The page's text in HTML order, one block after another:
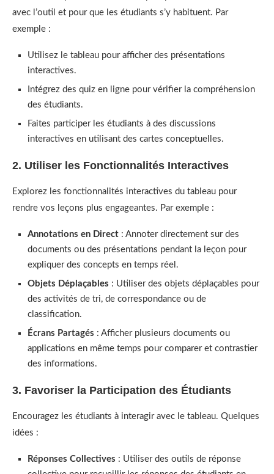
avec l’outil et pour que les étudiants s’y habituent. Par
exemple :
Utilisez le tableau pour afficher des présentations
interactives.
Intégrez des quiz en ligne pour vérifier la compréhension
des étudiants.
Faites participer les étudiants à des discussions
interactives en utilisant des cartes conceptuelles.
2. Utiliser les Fonctionnalités Interactives
Explorez les fonctionnalités interactives du tableau pour
rendre vos leçons plus engageantes. Par exemple :
Annotations en Direct : Annoter directement sur des
documents ou des présentations pendant la leçon pour
expliquer des concepts en temps réel.
Objets Déplaçables : Utiliser des objets déplaçables pour
des activités de tri, de correspondance ou de
classification.
Écrans Partagés : Afficher plusieurs documents ou
applications en même temps pour comparer et contrastier
des informations.
3. Favoriser la Participation des Étudiants
Encouragez les étudiants à interagir avec le tableau. Quelques
idées :
Réponses Collectives : Utiliser des outils de réponse